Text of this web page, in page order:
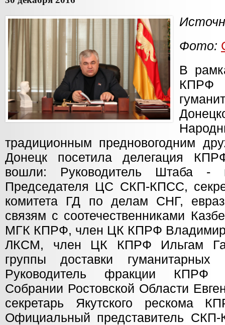
Фото:
В
традиционным предновогодним
Донецк посетила делегация
вошли: Руководитель Штаба -
Председателя ЦС СКП-КПСС,
комитета ГД по делам СНГ,
связям с соотечественниками
МГК КПРФ, член ЦК КПРФ Владимир
ЛКСМ, член ЦК КПРФ Ильгам
группы доставки гуманитарных
Руководитель фракции КПРФ
Собрании Ростовской Области
секретарь Якутского рескома
Официальный представитель